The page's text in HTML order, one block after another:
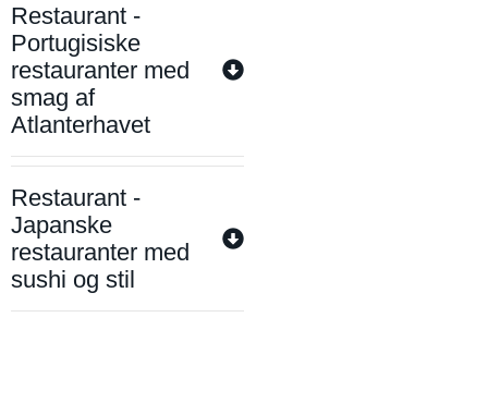
Restaurant -
Portugisiske
restauranter med
smag af
Atlanterhavet
Restaurant -
Japanske
restauranter med
sushi og stil